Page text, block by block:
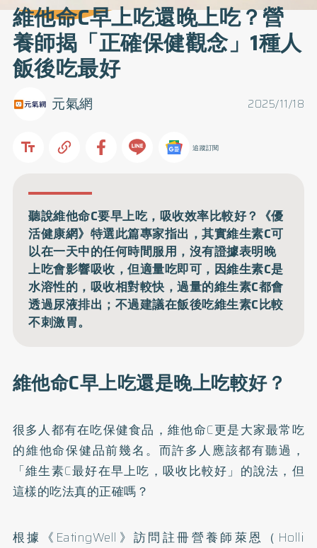
維他命C早上吃還晚上吃？營
養師揭「正確保健觀念」1種人
飯後吃最好
2025/11/18
元氣網
追蹤訂閱
聽說維他命C要早上吃，吸收效率比較好？《優
活健康網》特選此篇專家指出，其實維生素C可
以在一天中的任何時間服用，沒有證據表明晚
上吃會影響吸收，但適量吃即可，因維生素C是
水溶性的，吸收相對較快，過量的維生素C都會
透過尿液排出；不過建議在飯後吃維生素C比較
不刺激胃。
維他命C早上吃還是晚上吃較好？
很多人都有在吃保健食品，維他命C更是大家最常吃
的維他命保健品前幾名。而許多人應該都有聽過，
「維生素C最好在早上吃，吸收比較好」的說法，但
這樣的吃法真的正確嗎？
根據《EatingWell》訪問註冊營養師萊恩（Holli